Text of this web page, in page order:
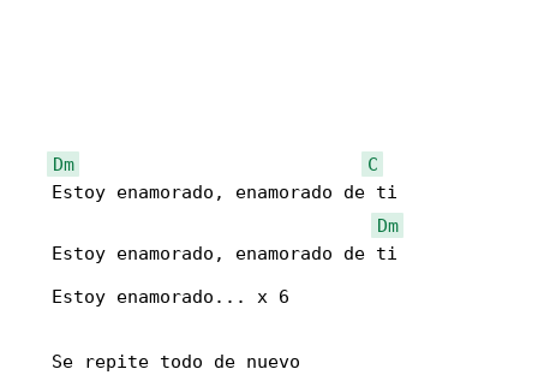
Dm
C
   Estoy enamorado, enamorado de ti
Dm
   Estoy enamorado, enamorado de ti
   Estoy enamorado... x 6
   Se repite todo de nuevo